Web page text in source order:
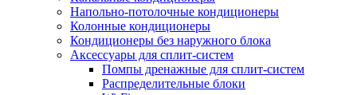
Напольно-потолочные кондиционеры
Колонные кондиционеры
Кондиционеры без наружного блока
Аксессуары для сплит-систем
Помпы дренажные для сплит-систем
Распределительные блоки